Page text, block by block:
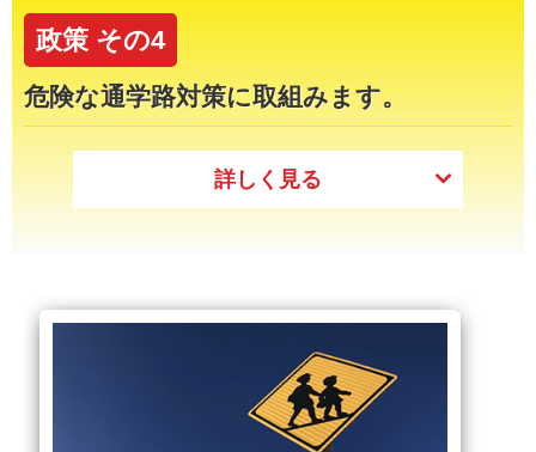
政策 その4
危険な通学路対策に取組みます。
詳しく見る